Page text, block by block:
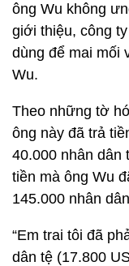
ông Wu không
giới thiệu, công
dùng để mai mối
Wu.
Theo những tờ
ông này đã trả
40.000 nhân dân
tiền mà ông Wu
145.000 nhân
“Em trai tôi đã
dân tệ (17.800